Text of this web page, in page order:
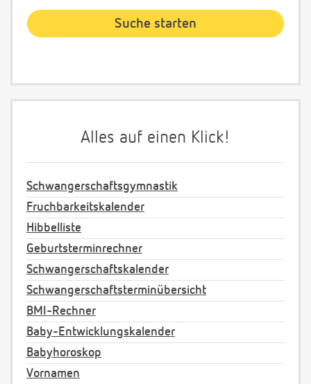
Alles auf einen Klick!
Schwangerschaftsgymnastik
Fruchbarkeitskalender
Hibbelliste
Geburtsterminrechner
Schwangerschaftskalender
Schwangerschaftsterminübersicht
BMI-Rechner
Baby-Entwicklungskalender
Babyhoroskop
Vornamen